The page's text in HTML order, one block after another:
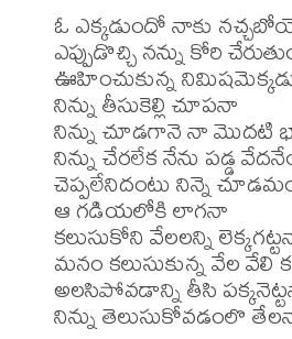
ఓ ఎక్కడుందో నాకు
ఎప్పుడొచ్చి నన్ను కోరి
ఊహించుకున్న
నిన్ను తీసుకెల్లి చూపనా
నిన్ను చూడగానె నా
నిన్ను చేరలేక నేను పడ్డ
చెప్పలేనిదంటు నిన్నె
ఆ గడియలోకి లాగనా
కలుసుకోని వేలలన్ని
మనం కలుసుకున్న వేల వేలి
అలసిపోవడాన్ని తీసి
నిన్ను తెలుసుకోవడంలొ